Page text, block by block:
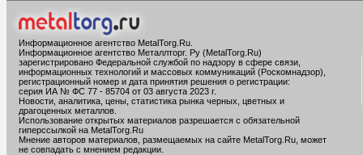
Информационное агентство MetalTorg.Ru
Информационное агентство Металлторг. Ру (MetalTorg.Ru)
зарегистрировано Федеральной службой по надзору в сфере связи,
информационных технологий и массовых коммуникаций (Роскомнадзор),
регистрационный номер и дата принятия решения о регистрации:
серия ИА № ФС 77 - 85704 от 03 августа 2023 г.
Новости, аналитика, цены, статистика рынка черных, цветных и
драгоценных металлов.
Использование открытых материалов разрешается с обязательной
гиперссылкой на MetalTorg.Ru
Мнение авторов материалов, размещаемых на сайте MetalTorg.Ru, может
не совпадать с мнением редакции.